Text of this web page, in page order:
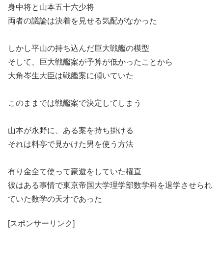
身中将と山本五十六少将
両者の議論は決着を見せる気配がなかった
しかし平山の持ち込んだ巨大戦艦の模型
そして、巨大戦艦案が予算が低かったことから
大角岑生大臣は戦艦案に傾いていた
このままでは戦艦案で決定してしまう
山本が永野に、ある案を持ち掛ける
それは料亭で見かけた男を使う方法
有り金全て使って豪遊をしていた櫂直
彼はある事情で東京帝国大学理学部数学科を退学させられ
ていた数学の天才であった
[スポンサーリンク]